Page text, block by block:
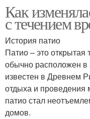
Как
с течением
История патио
Патио – это открытая
обычно расположен
известен в Древнем
отдыха и проведения
патио стал
домов.